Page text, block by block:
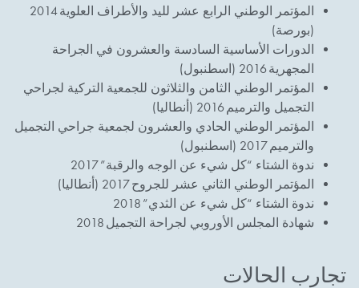
المؤتمر الوطني الرابع عشر لليد والأطراف العلوية 2014
(بورصة)
الدورات الأساسية السادسة والعشرون في الجراحة
المجهرية 2016 (اسطنبول)
المؤتمر الوطني الثامن والثلاثون للجمعية التركية لجراحي
التجميل والترميم 2016 (أنطاليا)
المؤتمر الوطني الحادي والعشرون لجمعية جراحي التجميل
والترميم 2017 (اسطنبول)
ندوة الشتاء “كل شيء عن الوجه والرقبة” 2017
المؤتمر الوطني الثاني عشر للجروح 2017 (أنطاليا)
ندوة الشتاء “كل شيء عن الثدي” 2018
شهادة المجلس الأوروبي لجراحة التجميل 2018
تجارب الحالات